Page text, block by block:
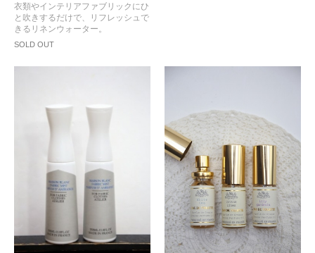
SOLD OUT
衣類やインテリアファブリックにひ
と吹きするだけで、リフレッシュで
きるリネンウォーター。